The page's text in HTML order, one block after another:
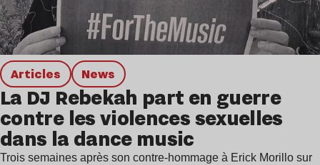
Articles news
La DJ Rebekah part en guerre
contre les violences sexuelles
dans la dance music
Trois semaines après son contre-hommage à Erick Morillo sur